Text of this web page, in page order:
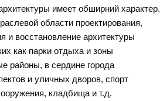
имеет обширний характер.
области проектирования,
и восстановление архитектуры
как парки отдыха и зоны
районы, в сердине города
и уличных дворов, спорт
кладбища и т.д.